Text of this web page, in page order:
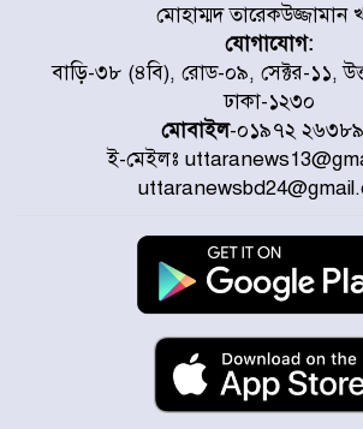
জুলাই গণঅভ্যুত্থানে
শহীদ জাবির
লেখা ইতিহাস
রাজধানীতে আজ
জানাল আবহাওয়া
জুলাই
শহীদ মীর মুগ্ধ
উত্তরা আজমপুরের
তানভীনের অপূর্ণ
মোহাম্মদ তারেকউজ্জামান
যোগাযোগ:
বাড়ি-৩৮ (৪বি), রোড-০৯, সেক্টর-১১,
ঢাকা-১২৩০
মোবাইল-০১৯৭২
ই-মেইলঃ